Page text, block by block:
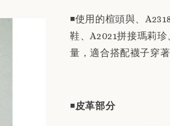
加入購物車
◾️使用的楦頭與、
鞋、A2021拼接瑪莉
量，適合搭配襪子穿著
◾️皮革部分